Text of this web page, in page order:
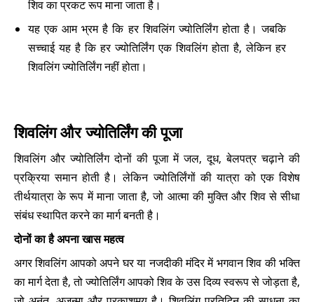
शिव का प्रकट रूप माना जाता है।
यह एक आम भ्रम है कि हर शिवलिंग ज्योतिर्लिंग होता है। जबकि
सच्चाई यह है कि हर ज्योतिर्लिंग एक शिवलिंग होता है, लेकिन हर
शिवलिंग ज्योतिर्लिंग नहीं होता।
शिवलिंग और ज्योतिर्लिंग की पूजा
शिवलिंग और ज्योतिर्लिंग दोनों की पूजा में जल, दूध, बेलपत्र चढ़ाने की
प्रक्रिया समान होती है। लेकिन ज्योतिर्लिंगों की यात्रा को एक विशेष
तीर्थयात्रा के रूप में माना जाता है, जो आत्मा की मुक्ति और शिव से सीधा
संबंध स्थापित करने का मार्ग बनती है।
दोनों का है अपना खास महत्व
अगर शिवलिंग आपको अपने घर या नजदीकी मंदिर में भगवान शिव की भक्ति
का मार्ग देता है, तो ज्योतिर्लिंग आपको शिव के उस दिव्य स्वरूप से जोड़ता है,